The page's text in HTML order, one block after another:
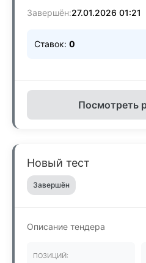
Завершён:27.01.2026 01:21
Ставок: 0
Посмотреть
Новый тест
Завершён
Описание тендера
ПОЗИЦИЙ: